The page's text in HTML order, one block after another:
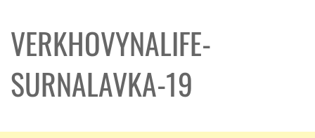
VERKHOVYNALIFE-
SURNALAVKA-19